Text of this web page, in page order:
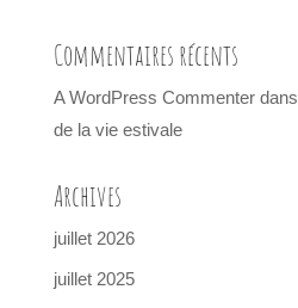
Commentaires récents
A WordPress Commenterdans
de la vie estivale
Archives
juillet 2026
juillet 2025